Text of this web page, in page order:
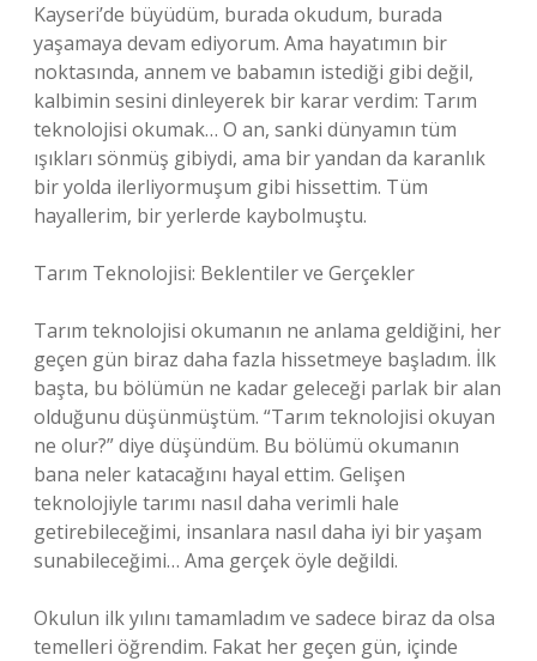
Kayseri’de büyüdüm, burada okudum, burada
yaşamaya devam ediyorum. Ama hayatımın bir
noktasında, annem ve babamın istediği gibi değil,
kalbimin sesini dinleyerek bir karar verdim: Tarım
teknolojisi okumak… O an, sanki dünyamın tüm
ışıkları sönmüş gibiydi, ama bir yandan da karanlık
bir yolda ilerliyormuşum gibi hissettim. Tüm
hayallerim, bir yerlerde kaybolmuştu.
Tarım Teknolojisi: Beklentiler ve Gerçekler
Tarım teknolojisi okumanın ne anlama geldiğini, her
geçen gün biraz daha fazla hissetmeye başladım. İlk
başta, bu bölümün ne kadar geleceği parlak bir alan
olduğunu düşünmüştüm. “Tarım teknolojisi okuyan
ne olur?” diye düşündüm. Bu bölümü okumanın
bana neler katacağını hayal ettim. Gelişen
teknolojiyle tarımı nasıl daha verimli hale
getirebileceğimi, insanlara nasıl daha iyi bir yaşam
sunabileceğimi… Ama gerçek öyle değildi.
Okulun ilk yılını tamamladım ve sadece biraz da olsa
temelleri öğrendim. Fakat her geçen gün, içinde